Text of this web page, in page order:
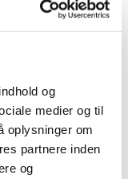
og
medier og til
oplysninger om
partnere inden
og